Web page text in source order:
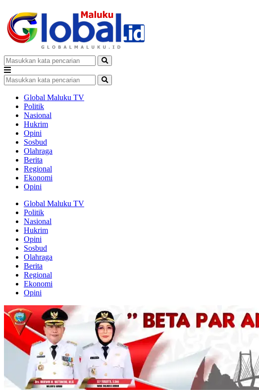
Global Maluku TV
Politik
Nasional
Hukrim
Opini
Sosbud
Olahraga
Berita
Regional
Ekonomi
Opini
Global Maluku TV
Politik
Nasional
Hukrim
Opini
Sosbud
Olahraga
Berita
Regional
Ekonomi
Opini